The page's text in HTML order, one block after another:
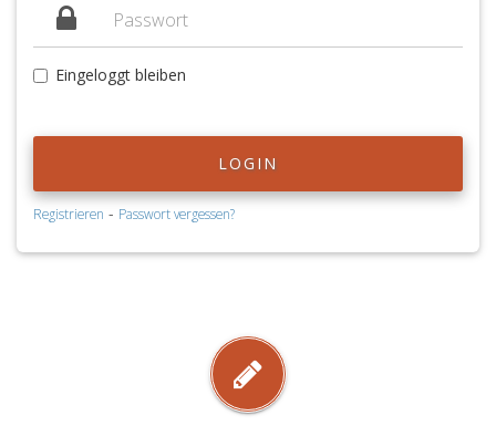
Eingeloggt bleiben
LOGIN
Registrieren - Passwort vergessen?